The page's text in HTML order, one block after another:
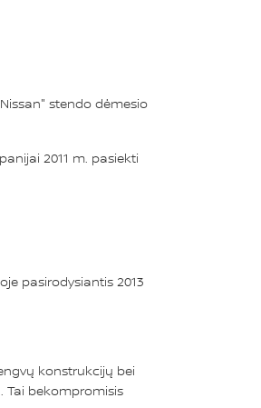
stendo dėmesio
2011 m. pasiekti
pasirodysiantis 2013
konstrukcijų bei
Tai bekompromisis